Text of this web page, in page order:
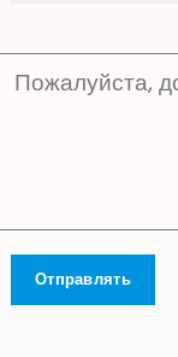
Пожалуйста,